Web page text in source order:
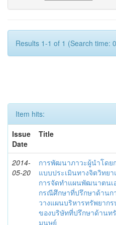
Results 1-1 of 1 (Search time:
Item hits:
Issue
Date
Title
2014-
05-20
การพัฒนาภาวะผู้นำโดย
แบบประเมินทางจิตวิทยา
การจัดทำแผนพัฒนาตนเ
กรณีศึกษาที่ปรึกษาด้านก
วางแผนบริหารทรัพยาก
ของบริษัทที่ปรึกษาด้านท
มนุษย์